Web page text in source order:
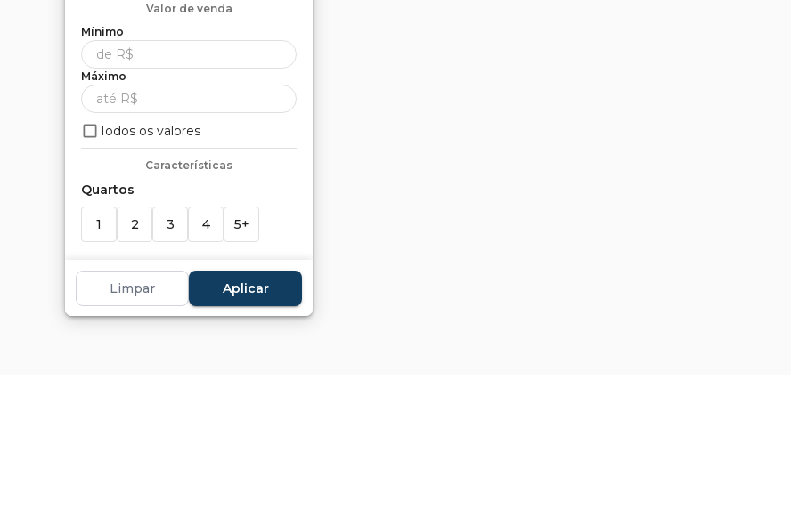
Valor de venda
Mínimo
Máximo
Todos os valores
Características
Quartos
1 2 3 4 5+
2 5+
Limpar Aplicar